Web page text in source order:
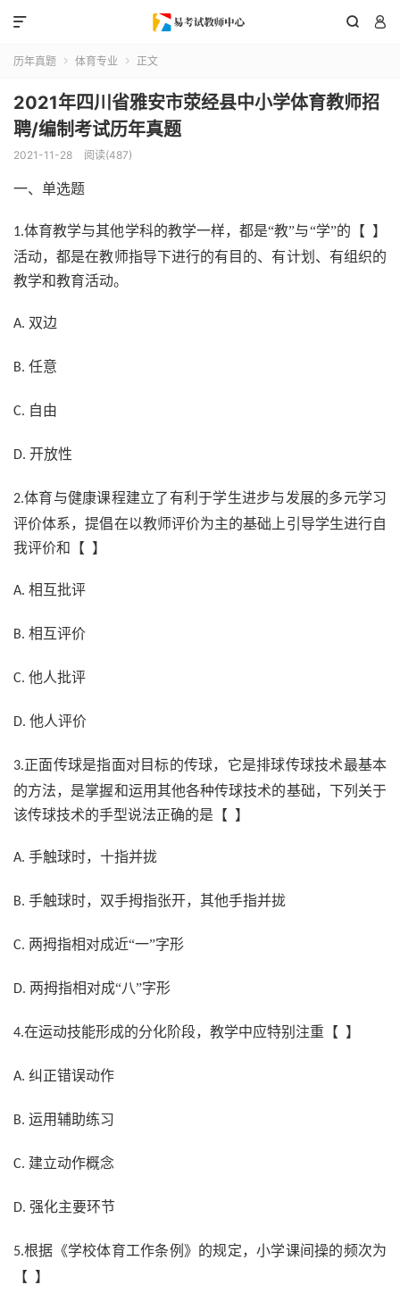
 

历年真题  体育专业  正文
2021年四川省雅安市荥经县中小学体育教师招
聘/编制考试历年真题
2021-11-28 阅读(487)
一、单选题
1.体育教学与其他学科的教学一样，都是“教”与“学”的【 】
活动，都是在教师指导下进行的有目的、有计划、有组织的
教学和教育活动。
A. 双边
B. 任意
C. 自由
D. 开放性
2.体育与健康课程建立了有利于学生进步与发展的多元学习
评价体系，提倡在以教师评价为主的基础上引导学生进行自
我评价和【 】
A. 相互批评
B. 相互评价
C. 他人批评
D. 他人评价
3.正面传球是指面对目标的传球，它是排球传球技术最基本
的方法，是掌握和运用其他各种传球技术的基础，下列关于
该传球技术的手型说法正确的是【 】
A. 手触球时，十指并拢
B. 手触球时，双手拇指张开，其他手指并拢
C. 两拇指相对成近“一”字形
D. 两拇指相对成“八”字形
4.在运动技能形成的分化阶段，教学中应特别注重【 】
A. 纠正错误动作
B. 运用辅助练习
C. 建立动作概念
D. 强化主要环节
5.根据《学校体育工作条例》的规定，小学课间操的频次为
【 】